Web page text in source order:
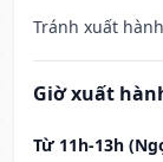
Tránh xuất
Giờ xuất
Từ 11h-13h